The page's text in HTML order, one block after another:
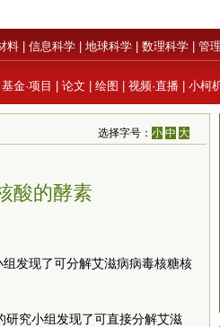
料 信息科学 地球科学 数理科学 管
基金·项目 论文 绘图 视频·直播 小柯
选择字号：小 中 大
酸的酵素
发现了可分解艾滋病病毒核糖核
研究小组发现了可直接分解艾滋